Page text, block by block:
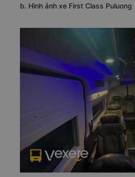
b. Hình ảnh xe First Class Puluong